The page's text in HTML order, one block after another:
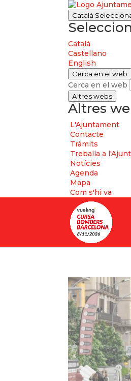
Català
Català
Castellano
English
Cerca en el web
Cerca en el web
Altres webs
Altres
L'Ajuntament
Contacte
Tràmits
Treballa a
Notícies
Agenda
Mapa
Com s'hi va